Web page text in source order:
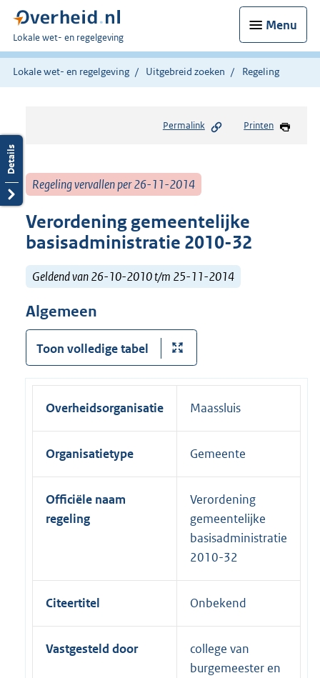
Menu
U
bent
hier:
Lokale wet- en regelgeving
Lokale wet- en regelgeving Uitgebreid zoeken Regeling
Permalink Printen
Regeling vervallen per 26-11-2014
Verordening gemeentelijke
basisadministratie 2010-32
Geldend van 26-10-2010 t/m 25-11-2014
Algemeen
Toon volledige tabel
Overheidsorganisatie Maassluis
Organisatietype Gemeente
Officiële naam
regeling
Verordening
gemeentelijke
basisadministratie
2010-32
Citeertitel Onbekend
Vastgesteld door
college van
burgemeester en